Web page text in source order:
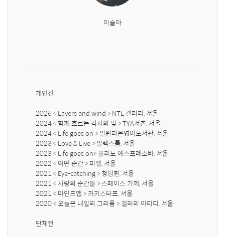
이슬아
개인전
2026 < Layers and wind > NTL 갤러리, 서울
2024 < 함께 흐르는 각자의 빛 > TYA서촌, 서울
2024 < Life goes on > 일원라온영어도서관, 서울
2023 < Love & Live > 알렉스룸, 서울
2023 < Life goes on> 뮬리노 에스프레소바, 서울
2022 < 어떤 순간 > 미엘, 서울
2021 < Eye-catching > 청담흰, 서울
2021 < 사랑의 순간들 > 스페이스 가제, 서울
2021 < 마인드맵 > 카키스터프, 서울
2020 < 오늘은 내일의 그리움 > 갤러리 아미디, 서울
단체전